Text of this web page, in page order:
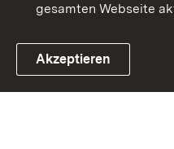
Link zum Landesportal
gesamten Webseite
Akzeptieren